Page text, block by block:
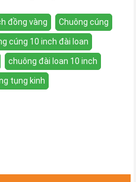
đồng vàng Chuông cúng
cúng 10 inch đài loan
chuông đài loan 10 inch
tụng kinh